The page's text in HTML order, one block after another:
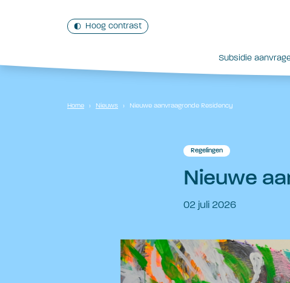
Hoog contrast
Subsidie
Home › Nieuws › Nieuwe aanvraagronde Residency
Regelingen
Nieuwe
02 juli 2026